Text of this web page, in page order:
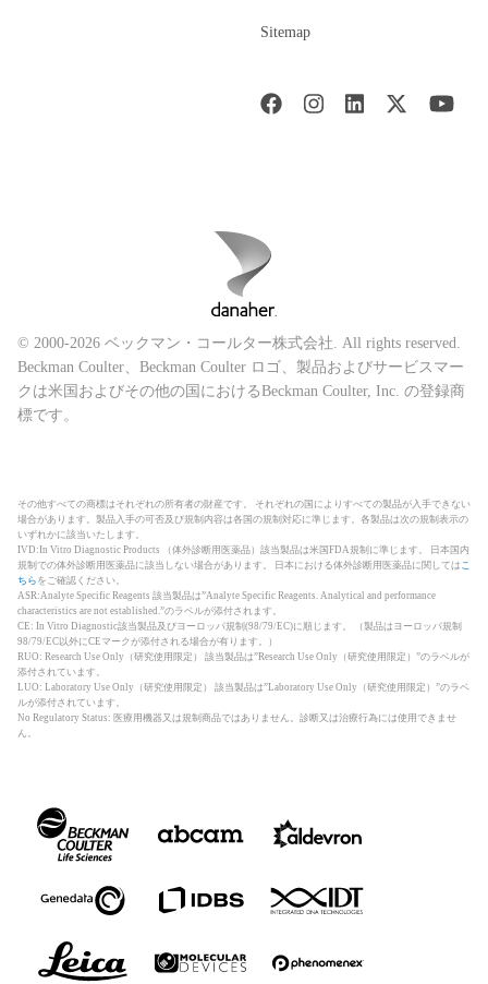
Sitemap
© 2000-2026 ベックマン・コールター株式会社. All rights reserved.
Beckman Coulter、Beckman Coulter ロゴ、製品およびサービスマー
クは米国およびその他の国におけるBeckman Coulter, Inc. の登録商
標です。
その他すべての商標はそれぞれの所有者の財産です。 それぞれの国によりすべての製品が入手できない
場合があります。製品入手の可否及び規制内容は各国の規制対応に準じます。各製品は次の規制表示の
いずれかに該当いたします。
IVD:In Vitro Diagnostic Products （体外診断用医薬品）該当製品は米国FDA規制に準じます。 日本国内
規制での体外診断用医薬品に該当しない場合があります。 日本における体外診断用医薬品に関しては こ
ちら をご確認ください。
ASR:Analyte Specific Reagents 該当製品は”Analyte Specific Reagents. Analytical and performance
characteristics are not established.”のラベルが添付されます。
CE: In Vitro Diagnostic該当製品及びヨーロッパ規制(98/79/EC)に順じます。 （製品はヨーロッパ規制
98/79/EC以外にCEマークが添付される場合が有ります。）
RUO: Research Use Only（研究使用限定） 該当製品は”Research Use Only（研究使用限定）”のラベルが
添付されています。
LUO: Laboratory Use Only（研究使用限定） 該当製品は”Laboratory Use Only（研究使用限定）”のラベ
ルが添付されています。
No Regulatory Status: 医療用機器又は規制商品ではありません。診断又は治療行為には使用できませ
ん。